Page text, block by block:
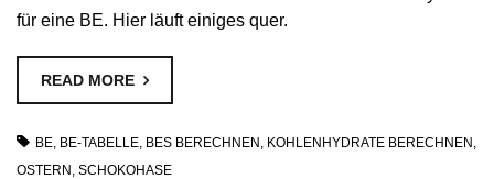
für eine BE. Hier läuft einiges quer.
READ MORE
BE BE-TABELLE BES BERECHNEN KOHLENHYDRATE BERECHNEN
OSTERN SCHOKOHASE